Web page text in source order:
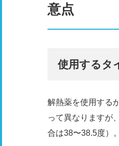
意点
使用するタ
解熱薬を使用する
って異なりますが
合は38〜38.5度）。